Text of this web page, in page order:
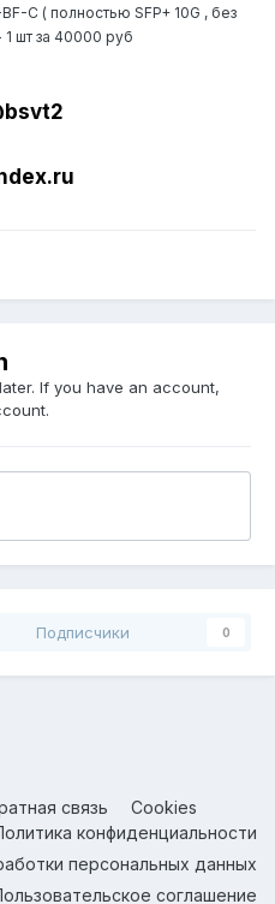
C ( полностью SFP+ 10G , без
1 шт за 40000 руб
If you have an account,
Подписчики 0
связь
Cookies
конфиденциальности
персональных данных
соглашение